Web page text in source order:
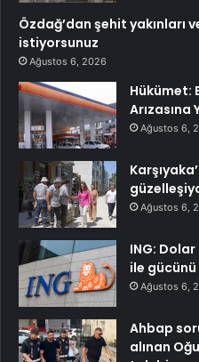
Özdağ’dan şehit yakınları
istiyorsunuz
Ağustos 6, 2026
Hükümet:
Arızasına
Ağustos 6,
Ağustos 6,
ING:
ile
Ağustos 6,
Ahbap
alınan